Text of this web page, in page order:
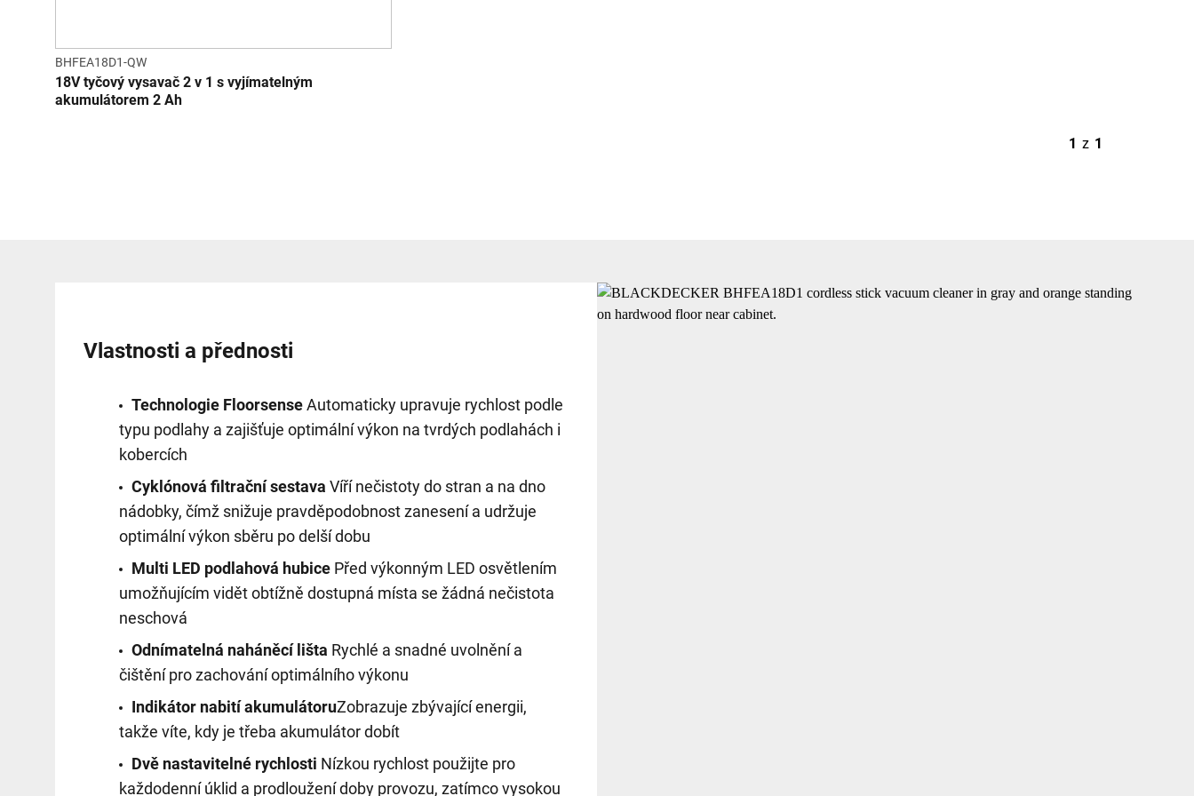
BHFEA18D1-QW
18V tyčový vysavač 2 v 1 s vyjímatelným
akumulátorem 2 Ah
1 z 1
Vlastnosti a přednosti
Technologie FloorsenseAutomaticky upravuje rychlost podle
typu podlahy a zajišťuje optimální výkon na tvrdých podlahách i
kobercích
Cyklónová filtrační sestava Víří nečistoty do stran a na dno
nádobky, čímž snižuje pravděpodobnost zanesení a udržuje
optimální výkon sběru po delší dobu
Multi LED podlahová hubice Před výkonným LED osvětlením
umožňujícím vidět obtížně dostupná místa se žádná nečistota
neschová
Odnímatelná naháněcí lišta Rychlé a snadné uvolnění a
čištění pro zachování optimálního výkonu
Indikátor nabití akumulátoruZobrazuje zbývající energii,
takže víte, kdy je třeba akumulátor dobít
Dvě nastavitelné rychlosti Nízkou rychlost použijte pro
každodenní úklid a prodloužení doby provozu, zatímco vysokou